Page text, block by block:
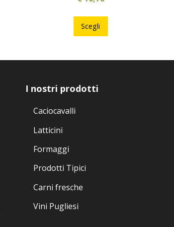
Scegli
Questo
ha
varianti.
I nostri prodotti
Caciocavalli
Latticini
Formaggi
Prodotti Tipici
Carni fresche
Vini Pugliesi